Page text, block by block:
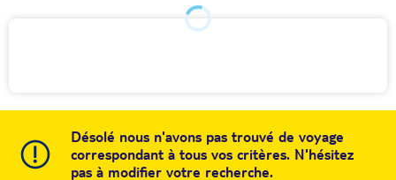
Désolé nous n'avons pas trouvé de voyage
correspondant à tous vos critères. N'hésitez
pas à modifier votre recherche.